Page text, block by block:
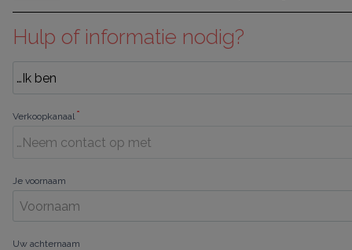
Hulp of informatie nodig?
Verkoopkanaal*
Je voornaam
Uw achternaam